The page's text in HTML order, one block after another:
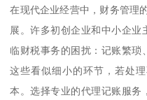
在现代企业经营中，财务管理
展。许多初创企业和中小企业
临财税事务的困扰：记账繁
这些看似细小的环节，若处
本。选择专业的代理记账服务